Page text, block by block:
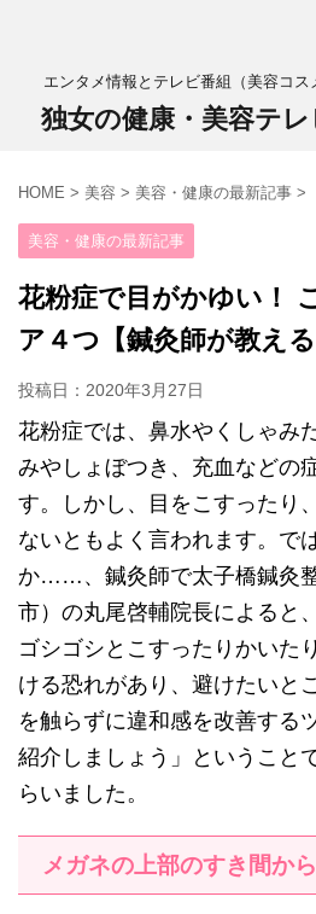
エンタメ情報とテレビ番組（美容コ
独女の健康・美容テ
HOME > 美容 > 美容・健康の最新記事 >
美容・健康の最新記事
花粉症で目がかゆい！
ア４つ【鍼灸師が教える
投稿日： 2020年3月27日
花粉症では、鼻水やくしゃみ
みやしょぼつき、充血などの
す。しかし、目をこすったり
ないともよく言われます。で
か……、鍼灸師で太子橋鍼灸
市）の丸尾啓輔院長によると
ゴシゴシとこすったりかいた
ける恐れがあり、避けたいと
を触らずに違和感を改善する
紹介しましょう」ということ
らいました。
メガネの上部のすき間か